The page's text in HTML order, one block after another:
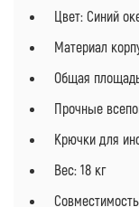
Цвет: Синий
Материал
Общая
Прочные
Крючки для
Вес: 18 кг